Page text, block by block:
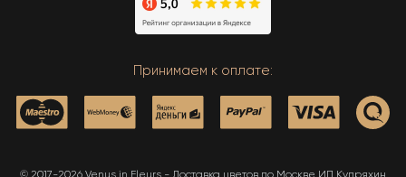
Принимаем к оплате:
© 2017-2026 Venus in Fleurs - Доставка цветов по Москве ИП Купряхин